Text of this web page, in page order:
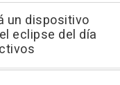
un dispositivo
eclipse del día